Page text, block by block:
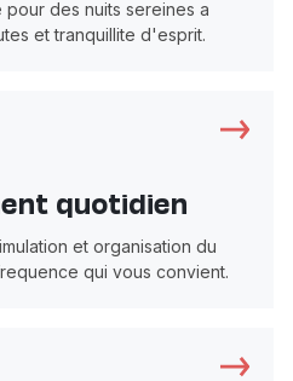
des nuits sereines a
et tranquillite d'esprit.
quotidien
et organisation du
qui vous convient.